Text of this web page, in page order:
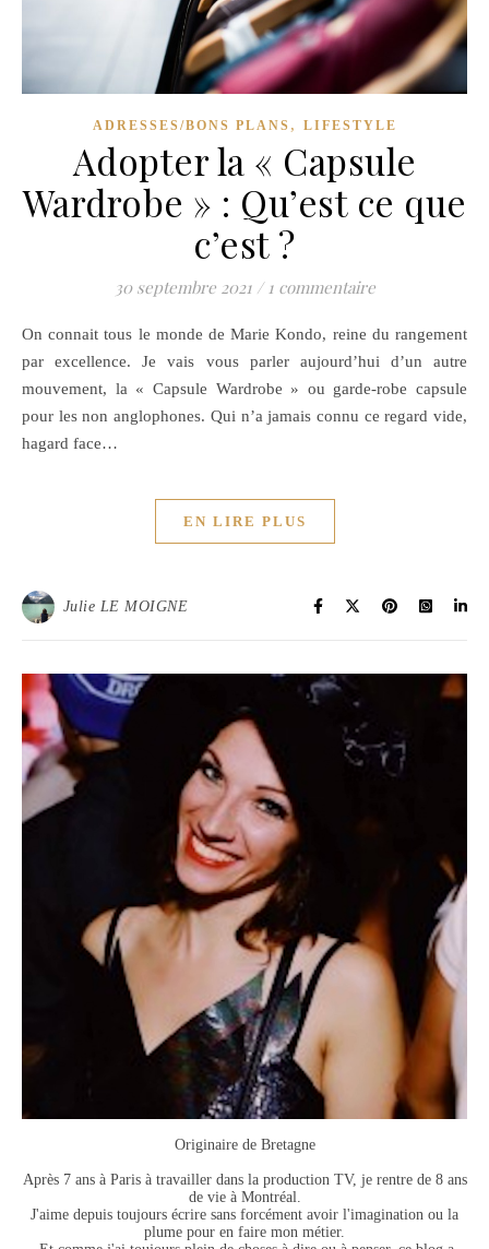
ADRESSES/BONS PLANS , LIFESTYLE
Adopter la « Capsule
Wardrobe » : Qu’est ce que
c’est ?
30 septembre 2021 / 1 commentaire
On connait tous le monde de Marie Kondo, reine du rangement
par excellence. Je vais vous parler aujourd’hui d’un autre
mouvement, la « Capsule Wardrobe » ou garde-robe capsule
pour les non anglophones. Qui n’a jamais connu ce regard vide,
hagard face…
EN LIRE PLUS
Julie LE MOIGNE
Originaire de Bretagne
Après 7 ans à Paris à travailler dans la production TV, je rentre de 8 ans
de vie à Montréal.
J'aime depuis toujours écrire sans forcément avoir l'imagination ou la
plume pour en faire mon métier.